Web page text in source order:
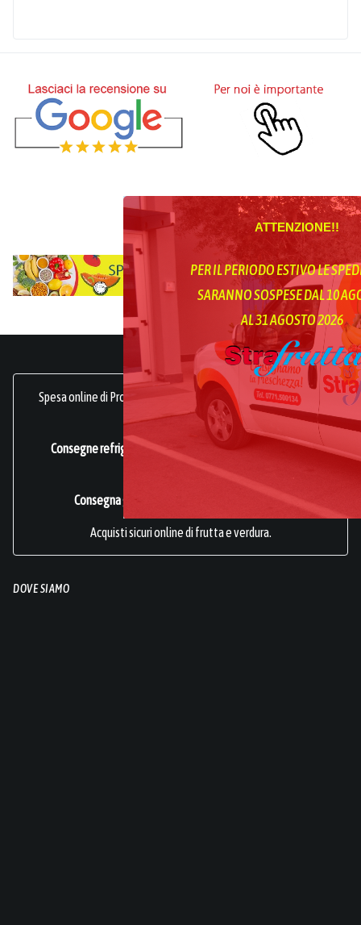
ATTENZIONE!!
PER IL PERIODO ESTIVO LE
SARANNO SOSPESE DAL 10
AL 31 AGOSTO 2026
Spesa online di Prodotti Ortofrutticoli, sani, freschi e genuini.
frutta online.
Consegne refrigerate a domicilio in tutta Italia.
Azienda
Certificata ISO 22000
Consegna gratuita per acquisti superiori a 49€.
Acquisti sicuri online di frutta e verdura.
DOVE SIAMO